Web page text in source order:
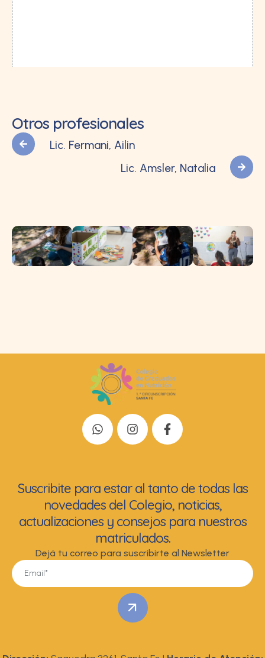
Otros profesionales
Lic. Fermani, Ailin
Lic. Amsler, Natalia
Suscribite para estar al tanto de todas las
novedades del Colegio, noticias,
actualizaciones y consejos para nuestros
matriculados.
Dejá tu correo para suscribirte al Newsletter